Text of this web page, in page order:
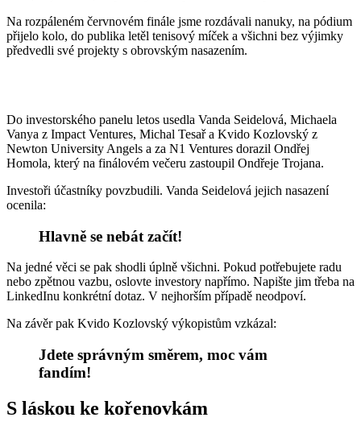
Na rozpáleném červnovém finále jsme rozdávali nanuky, na pódium
přijelo kolo, do publika letěl tenisový míček a všichni bez výjimky
předvedli své projekty s obrovským nasazením.
Do investorského panelu letos usedla Vanda Seidelová, Michaela
Vanya z Impact Ventures, Michal Tesař a Kvido Kozlovský z
Newton University Angels a za N1 Ventures dorazil Ondřej
Homola, který na finálovém večeru zastoupil Ondřeje Trojana.
Investoři účastníky povzbudili. Vanda Seidelová jejich nasazení
ocenila:
Hlavně se nebát začít!
Na jedné věci se pak shodli úplně všichni. Pokud potřebujete radu
nebo zpětnou vazbu, oslovte investory napřímo. Napište jim třeba na
LinkedInu konkrétní dotaz. V nejhorším případě neodpoví.
Na závěr pak Kvido Kozlovský výkopistům vzkázal:
Jdete správným směrem, moc vám
fandím!
S láskou ke kořenovkám